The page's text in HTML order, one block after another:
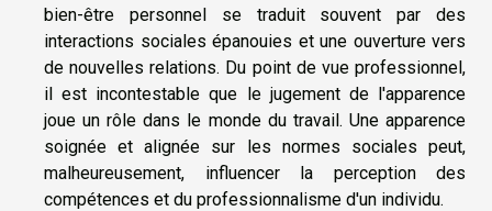
bien-être personnel se traduit souvent par des
interactions sociales épanouies et une ouverture vers
de nouvelles relations. Du point de vue professionnel,
il est incontestable que le jugement de l'apparence
joue un rôle dans le monde du travail. Une apparence
soignée et alignée sur les normes sociales peut,
malheureusement, influencer la perception des
compétences et du professionnalisme d'un individu.